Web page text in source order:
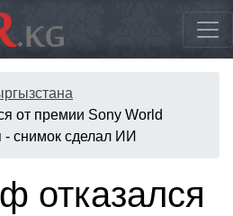
от премии Sony World
- снимок сделал ИИ
отказался